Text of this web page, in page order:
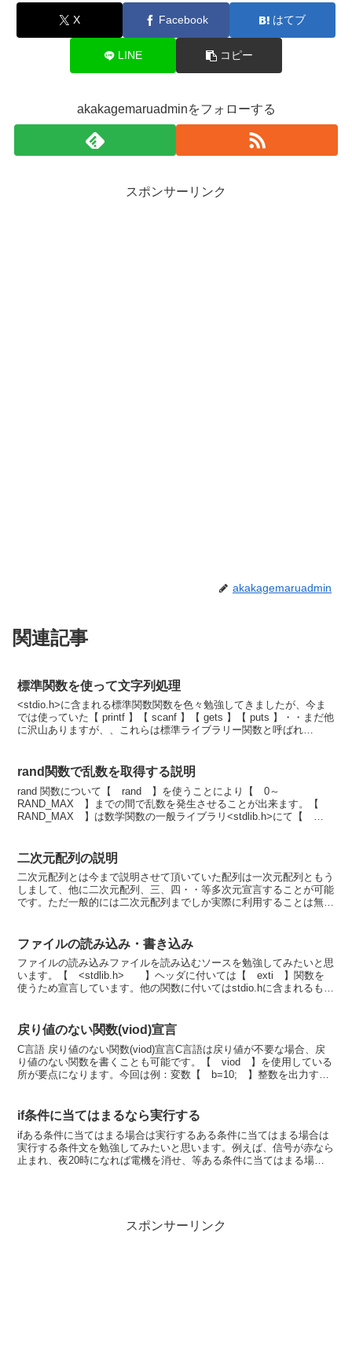
X Facebook はてブ
LINE コピー
akakagemaruadminをフォローする
スポンサーリンク
akakagemaruadmin
関連記事
標準関数を使って文字列処理
<stdio.h>に含まれる標準関数関数を色々勉強してきましたが、今ま
では使っていた【 printf 】【 scanf 】【 gets 】【 puts 】・・まだ他
に沢山ありますが、、これらは標準ライブラリー関数と呼ばれ
rand関数で乱数を取得する説明
rand 関数について【 rand 】を使うことにより【 0～
RAND_MAX 】までの間で乱数を発生させることが出来ます。【
RAND_MAX 】は数学関数の一般ライブラリ<stdlib.h>にて【
二次元配列の説明
二次元配列とは今まで説明させて頂いていた配列は一次元配列ともう
しまして、他に二次元配列、三、四・・等多次元宣言することが可能
です。ただ一般的には二次元配列までしか実際に利用することは無い
ファイルの読み込み・書き込み
ファイルの読み込みファイルを読み込むソースを勉強してみたいと思
います。【 <stdlib.h> 】ヘッダに付いては【 exti 】関数を
使うため宣言しています。他の関数に付いてはstdio.hに含まれるもの
戻り値のない関数(viod)宣言
C言語 戻り値のない関数(viod)宣言C言語は戻り値が不要な場合、戻
り値のない関数を書くことも可能です。【 viod 】を使用している
所が要点になります。今回は例：変数【 b=10; 】整数を出力する
if条件に当てはまるなら実行する
ifある条件に当てはまる場合は実行するある条件に当てはまる場合は
実行する条件文を勉強してみたいと思います。例えば、信号が赤なら
止まれ、夜20時になれば電機を消せ、等ある条件に当てはまる場合
スポンサーリンク